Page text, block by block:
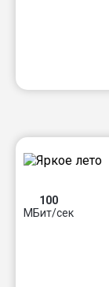
100
МБит/сек